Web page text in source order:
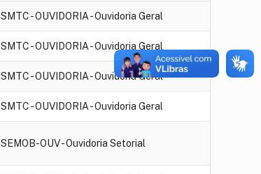
SMTC - OUVIDORIA - Ouvidoria Geral
SMTC - OUVIDORIA - Ouvidoria Geral
SMTC - OUVIDORIA - Ouvidoria Geral
SMTC - OUVIDORIA - Ouvidoria Geral
SEMOB-OUV - Ouvidoria Setorial